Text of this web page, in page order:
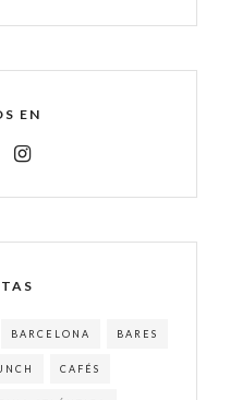
EN
BARCELONA BARES
CAFÉS